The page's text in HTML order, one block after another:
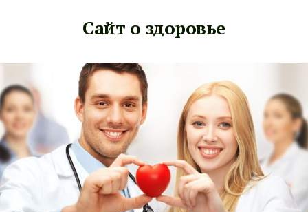
Сайт о здоровье